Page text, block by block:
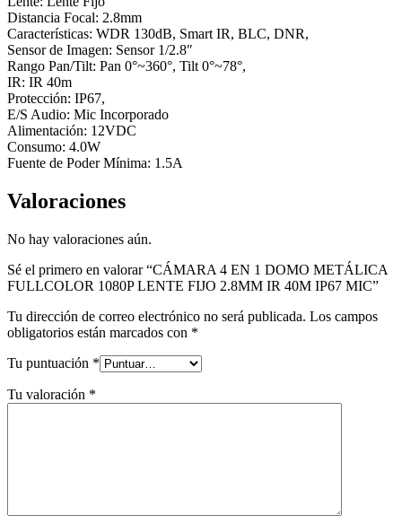
Distancia Focal: 2.8mm
Características: WDR 130dB, Smart IR, BLC, DNR,
Sensor de Imagen: Sensor 1/2.8″
Rango Pan/Tilt: Pan 0°~360°, Tilt 0°~78°,
IR: IR 40m
Protección: IP67,
E/S Audio: Mic Incorporado
Alimentación: 12VDC
Consumo: 4.0W
Fuente de Poder Mínima: 1.5A
Valoraciones
No hay valoraciones aún.
Sé el primero en valorar “CÁMARA 4 EN 1 DOMO METÁLICA
FULLCOLOR 1080P LENTE FIJO 2.8MM IR 40M IP67 MIC”
Tu dirección de correo electrónico no será publicada. Los campos
obligatorios están marcados con *
Tu puntuación *
Tu valoración *